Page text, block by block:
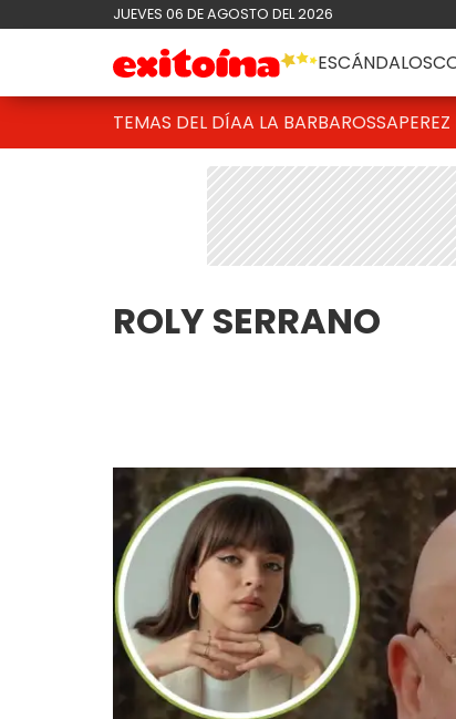
JUEVES 06 DE AGOSTO DEL 2026
ESCÁNDALOS
TEMAS DEL DÍAA LA BARBAROSSA
ROLY SERRANO